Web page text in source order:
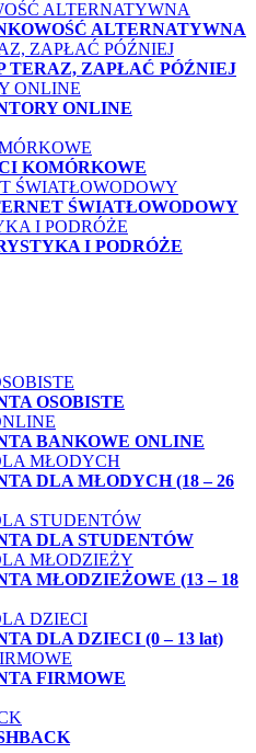
ALTERNATYWNA
TERAZ, ZAPŁAĆ PÓŹNIEJ
ONLINE
KOMÓRKOWE
ŚWIATŁOWODOWY
I PODRÓŻE
OSOBISTE
BANKOWE ONLINE
DLA MŁODYCH (18 – 26
DLA STUDENTÓW
MŁODZIEŻOWE (13 – 18
DLA DZIECI (0 – 13 lat)
FIRMOWE